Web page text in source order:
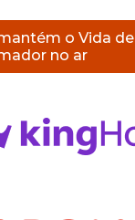
o Vida de
no ar